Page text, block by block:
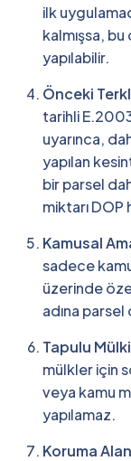
ilk
kalmışsa,
yapılabilir.
Önceki
tarihli
uyarınca,
yapılan
bir parsel
miktarı DOP
Kamusal
sadece
üzerinde
adına
Tapulu
mülkler için
veya kamu
yapılamaz.
Koruma